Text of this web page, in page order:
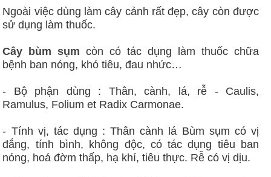
Ngoài việc dùng làm cây cảnh rất đẹp, cây còn được
sử dụng làm thuốc.
Cây bùm sụm còn có tác dụng làm thuốc chữa
bệnh ban nóng, khó tiêu, đau nhức…
- Bộ phận dùng : Thân, cành, lá, rễ - Caulis,
Ramulus, Folium et Radix Carmonae.
- Tính vị, tác dụng : Thân cành lá Bùm sụm có vị
đắng, tính bình, không độc, có tác dụng tiêu ban
nóng, hoá đờm thấp, hạ khí, tiêu thực. Rễ có vị dịu.